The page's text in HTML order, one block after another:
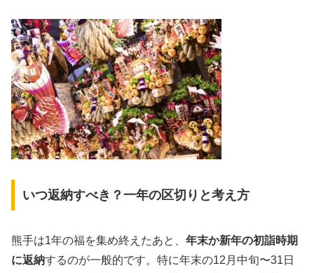
いつ返納すべき？一年の区切りと考え方
熊手は1年の福を集め終えたあと、 年末か新年の初詣時期
に返納するのが一般的です。特に年末の12月中旬〜31日